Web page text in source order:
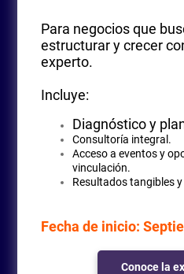
Para negocios que
estructurar y crecer
experto.
Incluye:
Diagnóstico y
Consultoría integral.
Acceso a eventos y
vinculación.
Resultados tangibles
Fecha de inicio:
Conoce la